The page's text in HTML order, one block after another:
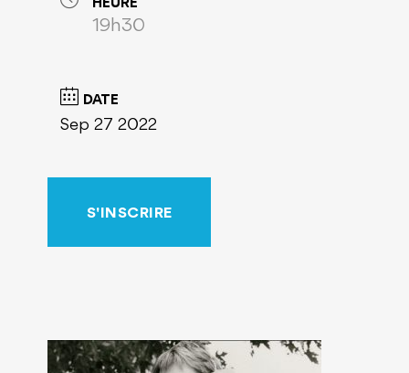
HEURE
19h30
DATE
Sep 27 2022
S'INSCRIRE